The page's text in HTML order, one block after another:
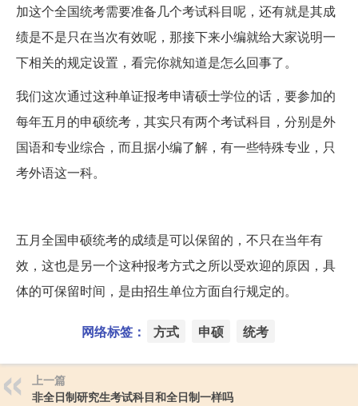
加这个全国统考需要准备几个考试科目呢，还有就是其成
绩是不是只在当次有效呢，那接下来小编就给大家说明一
下相关的规定设置，看完你就知道是怎么回事了。
我们这次通过这种单证报考申请硕士学位的话，要参加的
每年五月的申硕统考，其实只有两个考试科目，分别是外
国语和专业综合，而且据小编了解，有一些特殊专业，只
考外语这一科。
五月全国申硕统考的成绩是可以保留的，不只在当年有
效，这也是另一个这种报考方式之所以受欢迎的原因，具
体的可保留时间，是由招生单位方面自行规定的。
网络标签： 方式 申硕 统考
上一篇
非全日制研究生考试科目和全日制一样吗